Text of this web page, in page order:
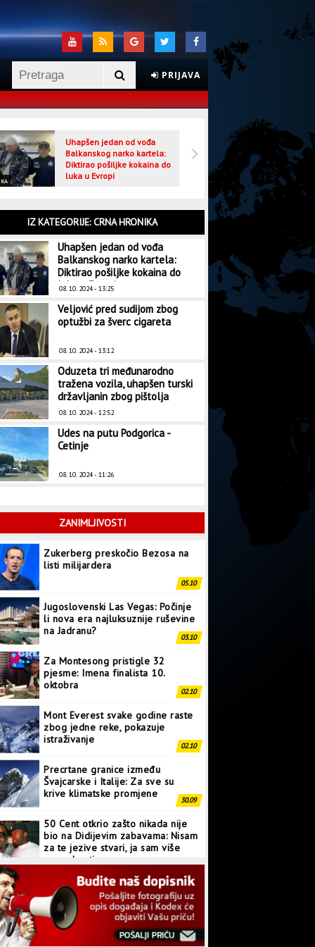
PRIJAVA
Uhapšen jedan od vođa
Balkanskog narko kartela:
Diktirao pošiljke kokaina do
luka u Evropi
CRNA HRONIKA
IZ KATEGORIJE: CRNA HRONIKA
Uhapšen jedan od vođa
Balkanskog narko kartela:
Diktirao pošiljke kokaina do
luka u Evropi
08. 10. 2024 - 13:25
Veljović pred sudijom zbog
optužbi za šverc cigareta
08. 10. 2024 - 13:12
Oduzeta tri međunarodno
tražena vozila, uhapšen turski
državljanin zbog pištolja
08. 10. 2024 - 12:52
Udes na putu Podgorica -
Cetinje
08. 10. 2024 - 11:26
ZANIMLJIVOSTI
Zukerberg preskočio Bezosa na
listi milijardera
05.10
Jugoslovenski Las Vegas: Počinje
li nova era najluksuznije ruševine
na Jadranu?
03.10
Za Montesong pristigle 32
pjesme: Imena finalista 10.
oktobra
02.10
Mont Everest svake godine raste
zbog jedne reke, pokazuje
istraživanje
02.10
Precrtane granice između
Švajcarske i Italije: Za sve su
krive klimatske promjene
30.09
50 Cent otkrio zašto nikada nije
bio na Didijevim zabavama: Nisam
za te jezive stvari, ja sam više
normalan tip
Japanci prave superkompjuter
kakav svijet još nije vidio
27.09
Linkin Park ima novu pjesmu: